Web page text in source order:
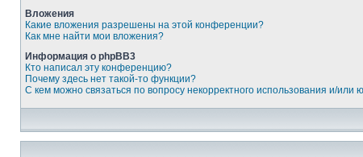
Вложения
Какие вложения разрешены на этой конференции?
Как мне найти мои вложения?
Информация о phpBB3
Кто написал эту конференцию?
Почему здесь нет такой-то функции?
С кем можно связаться по вопросу некорректного использования и/